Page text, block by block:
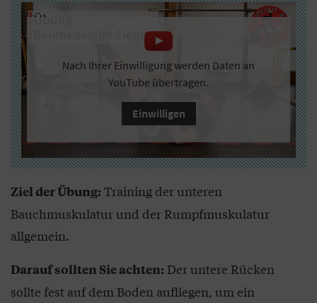
Nach Ihrer Einwilligung werden Daten an
YouTube übertragen.
Einwilligen
Ziel der Übung: Training der unteren
Bauchmuskulatur und der Rumpfmuskulatur
allgemein.
Darauf sollten Sie achten: Der untere Rücken
sollte fest auf dem Boden aufliegen, um ein